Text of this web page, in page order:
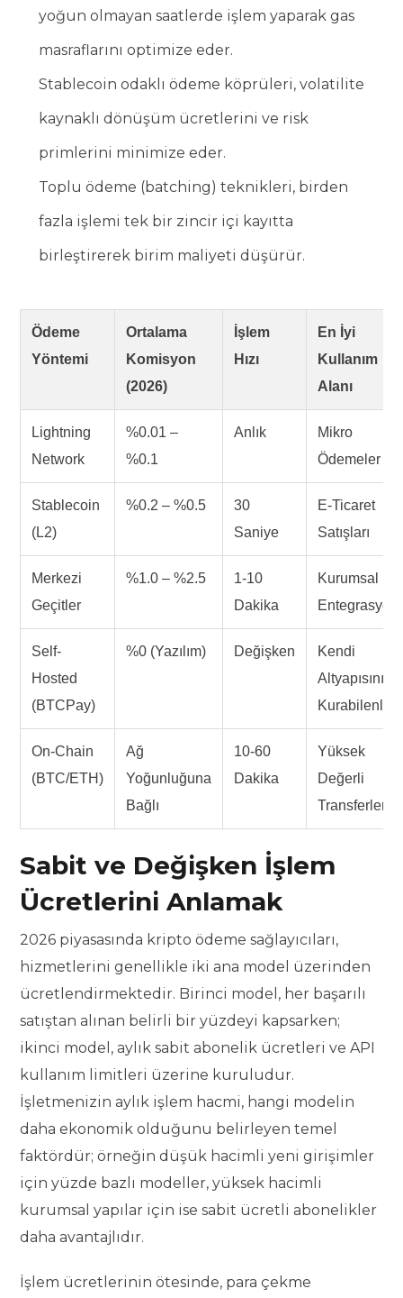
yoğun olmayan saatlerde işlem yaparak gas
masraflarını optimize eder.
Stablecoin odaklı ödeme köprüleri, volatilite
kaynaklı dönüşüm ücretlerini ve risk
primlerini minimize eder.
Toplu ödeme (batching) teknikleri, birden
fazla işlemi tek bir zincir içi kayıtta
birleştirerek birim maliyeti düşürür.
Ödeme
Yöntemi
Ortalama
Komisyon
(2026)
İşlem
Hızı
En İyi
Kullanım
Alanı
Lightning
Network
%0.01 –
%0.1
Anlık
Mikro
Ödemeler
Stablecoin
(L2)
%0.2 – %0.5
30
Saniye
E-Ticaret
Satışları
Merkezi
Geçitler
%1.0 – %2.5
1-10
Dakika
Kurumsal
Entegrasyon
Self-
Hosted
(BTCPay)
%0 (Yazılım) Değişken
Kendi
Altyapısını
Kurabilenler
On-Chain
(BTC/ETH)
Ağ
Yoğunluğuna
Bağlı
10-60
Dakika
Yüksek
Değerli
Transferler
Sabit ve Değişken İşlem
Ücretlerini Anlamak
2026 piyasasında kripto ödeme sağlayıcıları,
hizmetlerini genellikle iki ana model üzerinden
ücretlendirmektedir. Birinci model, her başarılı
satıştan alınan belirli bir yüzdeyi kapsarken;
ikinci model, aylık sabit abonelik ücretleri ve API
kullanım limitleri üzerine kuruludur.
İşletmenizin aylık işlem hacmi, hangi modelin
daha ekonomik olduğunu belirleyen temel
faktördür; örneğin düşük hacimli yeni girişimler
için yüzde bazlı modeller, yüksek hacimli
kurumsal yapılar için ise sabit ücretli abonelikler
daha avantajlıdır.
İşlem ücretlerinin ötesinde, para çekme